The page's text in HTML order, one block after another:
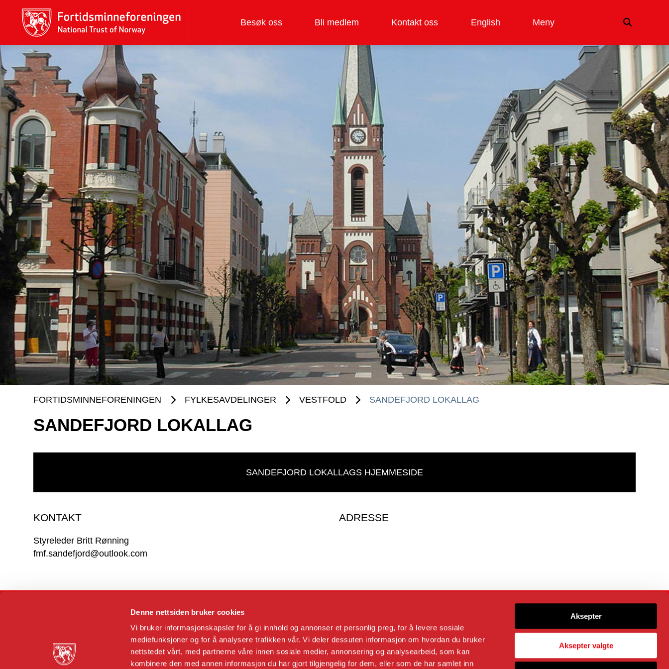
Denne nettsiden bruker cookies
Vi bruker informasjonskapsler for å gi innhold og annonser et personlig preg, for å levere sosiale
mediefunksjoner og for å analysere trafikken vår. Vi deler dessuten informasjon om hvordan du bruker
nettstedet vårt, med partnerne våre innen sosiale medier, annonsering og analysearbeid, som kan
kombinere den med annen informasjon du har gjort tilgjengelig for dem, eller som de har samlet inn
Aksepter
Aksepter valgte
Besøk oss Bli medlem Kontakt oss English Meny
FORTIDSMINNEFORENINGEN FYLKESAVDELINGER VESTFOLD SANDEFJORD LOKALLAG
SANDEFJORD LOKALLAG
SANDEFJORD LOKALLAGS HJEMMESIDE
KONTAKT
Styreleder Britt Rønning
fmf.sandefjord@outlook.com
ADRESSE
Dronningens gate 11
N-0152 Oslo
Kommunikasjonssjef og ansvarlig redaktør